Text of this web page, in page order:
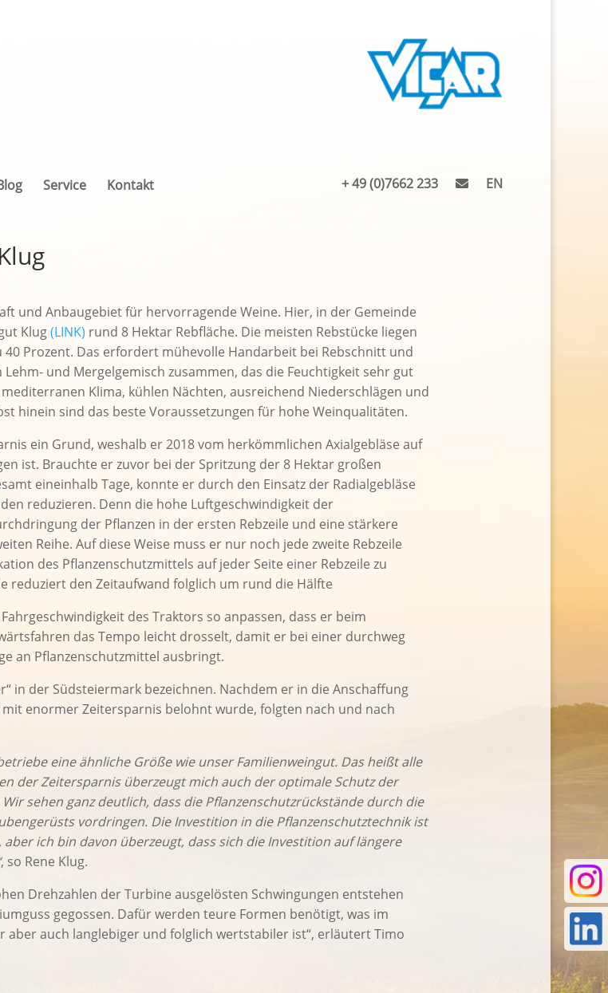
Service Kontakt + 49 (0)7662 233 EN
und Anbaugebiet für hervorragende Weine. Hier, in der Gemeinde
Klug(LINK) rund 8 Hektar Rebfläche. Die meisten Rebstücke liegen
Prozent. Das erfordert mühevolle Handarbeit bei Rebschnitt und
und Mergelgemisch zusammen, das die Feuchtigkeit sehr gut
Klima, kühlen Nächten, ausreichend Niederschlägen und
hinein sind das beste Voraussetzungen für hohe Weinqualitäten.
ein Grund, weshalb er 2018 vom herkömmlichen Axialgebläse auf
ist. Brauchte er zuvor bei der Spritzung der 8 Hektar großen
eineinhalb Tage, konnte er durch den Einsatz der Radialgebläse
reduzieren. Denn die hohe Luftgeschwindigkeit der
der Pflanzen in der ersten Rebzeile und eine stärkere
Reihe. Auf diese Weise muss er nur noch jede zweite Rebzeile
des Pflanzenschutzmittels auf jeder Seite einer Rebzeile zu
reduziert den Zeitaufwand folglich um rund die Hälfte
des Traktors so anpassen, dass er beim
das Tempo leicht drosselt, damit er bei einer durchweg
an Pflanzenschutzmittel ausbringt.
in der Südsteiermark bezeichnen. Nachdem er in die Anschaffung
enormer Zeitersparnis belohnt wurde, folgten nach und nach
eine ähnliche Größe wie unser Familienweingut. Das heißt alle
der Zeitersparnis überzeugt mich auch der optimale Schutz der
sehen ganz deutlich, dass die Pflanzenschutzrückstände durch die
vordringen. Die Investition in die Pflanzenschutztechnik ist
ich bin davon überzeugt, dass sich die Investition auf längere
, so Rene Klug.
Drehzahlen der Turbine ausgelösten Schwingungen entstehen
gegossen. Dafür werden teure Formen benötigt, was im
aber auch langlebiger und folglich wertstabiler ist“, erläutert Timo